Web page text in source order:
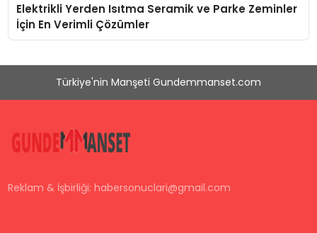
Elektrikli Yerden Isıtma Seramik ve Parke Zeminler
İçin En Verimli Çözümler
Türkiye'nin Manşeti Gundemmanset.com
Reklam & İşbirliği:habersonuclari@gmail.com